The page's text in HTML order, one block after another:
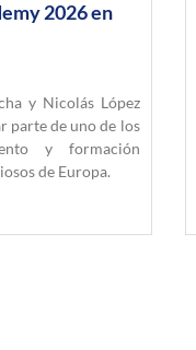
2026 en
y Nicolás López
parte de uno de los
y formación
de Europa.